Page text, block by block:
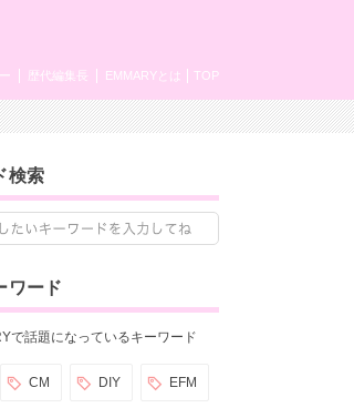
TOP
EMMARYとは
歴代編集長
検索
ワード
で話題になっているキーワード
CM DIY EFM